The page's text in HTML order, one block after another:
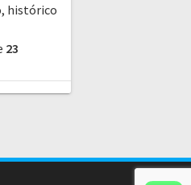
histórico
23